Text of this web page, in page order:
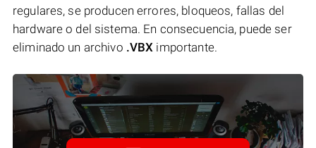
regulares, se producen errores, bloqueos, fallas del
hardware o del sistema. En consecuencia, puede ser
eliminado un archivo .VBX importante.